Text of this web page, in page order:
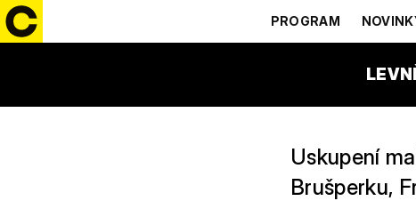
PROGRAM
ČEZ
Uskupení
Brušperku,